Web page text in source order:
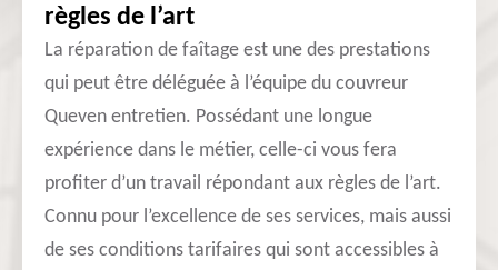
règles de l’art
La réparation de faîtage est une des prestations
qui peut être déléguée à l’équipe du couvreur
Queven entretien. Possédant une longue
expérience dans le métier, celle-ci vous fera
profiter d’un travail répondant aux règles de l’art.
Connu pour l’excellence de ses services, mais aussi
de ses conditions tarifaires qui sont accessibles à